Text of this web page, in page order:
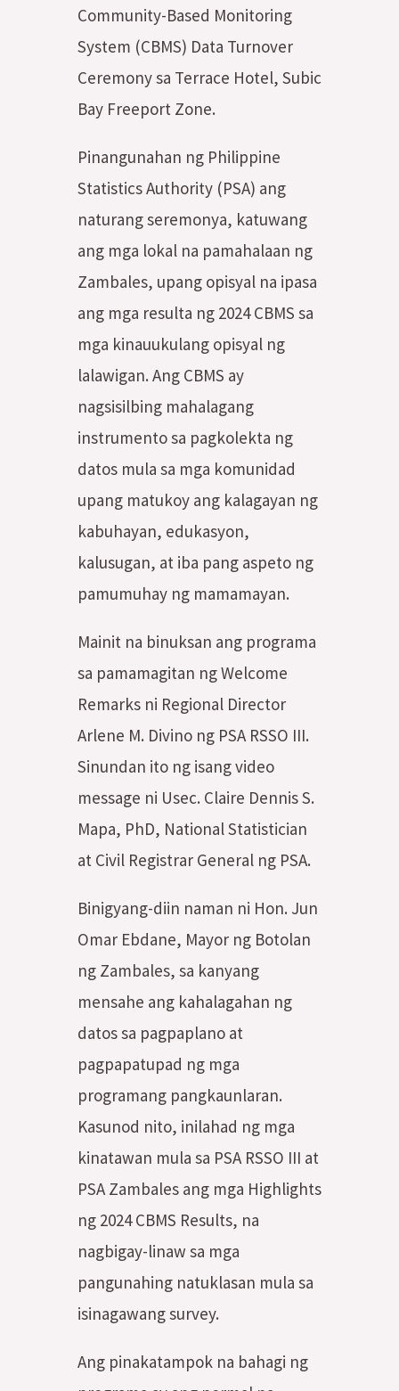
Community-Based Monitoring
System (CBMS) Data Turnover
Ceremony sa Terrace Hotel, Subic
Bay Freeport Zone.
Pinangunahan ng Philippine
Statistics Authority (PSA) ang
naturang seremonya, katuwang
ang mga lokal na pamahalaan ng
Zambales, upang opisyal na ipasa
ang mga resulta ng 2024 CBMS sa
mga kinauukulang opisyal ng
lalawigan. Ang CBMS ay
nagsisilbing mahalagang
instrumento sa pagkolekta ng
datos mula sa mga komunidad
upang matukoy ang kalagayan ng
kabuhayan, edukasyon,
kalusugan, at iba pang aspeto ng
pamumuhay ng mamamayan.
Mainit na binuksan ang programa
sa pamamagitan ng Welcome
Remarks ni Regional Director
Arlene M. Divino ng PSA RSSO III.
Sinundan ito ng isang video
message ni Usec. Claire Dennis S.
Mapa, PhD, National Statistician
at Civil Registrar General ng PSA.
Binigyang-diin naman ni Hon. Jun
Omar Ebdane, Mayor ng Botolan
ng Zambales, sa kanyang
mensahe ang kahalagahan ng
datos sa pagpaplano at
pagpapatupad ng mga
programang pangkaunlaran.
Kasunod nito, inilahad ng mga
kinatawan mula sa PSA RSSO III at
PSA Zambales ang mga Highlights
ng 2024 CBMS Results, na
nagbigay-linaw sa mga
pangunahing natuklasan mula sa
isinagawang survey.
Ang pinakatampok na bahagi ng